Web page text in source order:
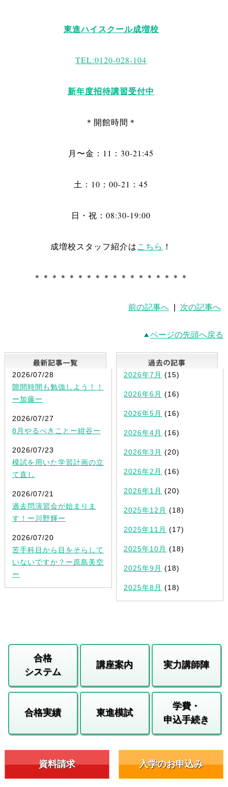
東進ハイスクール成増校
TEL:0120-028-104
新年度招待講習受付中
＊開館時間＊
月〜金：11：30-21:45
土：10：00-21：45
日・祝：08:30-19:00
成増校スタッフ紹介はこちら ！
＊＊＊＊＊＊＊＊＊＊＊＊＊＊＊＊＊＊
前の記事へ 次の記事へ
ページの先頭へ戻る
最新記事一覧
2026/07/28
隙間時間も勉強しよう！！
ー加藤ー
2026/07/27
8月やるべきことー紺谷ー
2026/07/23
模試を用いた学習計画の立
て直し
2026/07/21
過去問演習会が始まりま
す！ー川野輝ー
2026/07/20
苦手科目から目をそらして
いないですか？ー原島美空
ー
2026年7月 (15)
2026年6月 (16)
2026年5月 (16)
2026年4月 (16)
2026年3月 (20)
2026年2月 (16)
2026年1月 (20)
2025年12月 (18)
2025年11月 (17)
2025年10月 (18)
2025年9月 (18)
2025年8月 (18)
合格
システム
講座案内 実力講師陣
合格実績 東進模試
学費・
申込手続き
資料請求 入学のお申込み